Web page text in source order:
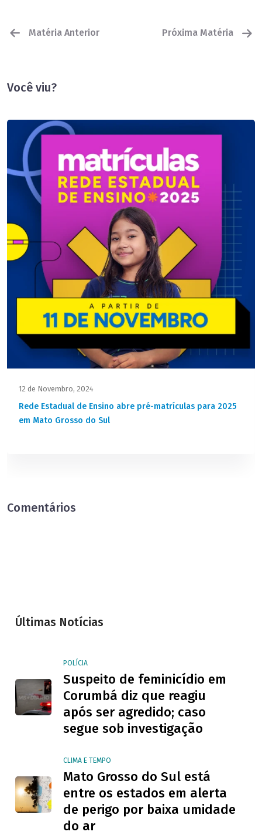
Matéria Anterior Próxima Matéria
Você viu?
12 de Novembro, 2024
Rede Estadual de Ensino abre pré-matrículas para 2025
em Mato Grosso do Sul
Comentários
Últimas Notícias
POLÍCIA
Suspeito de feminicídio em
Corumbá diz que reagiu
após ser agredido; caso
segue sob investigação
CLIMA E TEMPO
Mato Grosso do Sul está
entre os estados em alerta
de perigo por baixa umidade
do ar